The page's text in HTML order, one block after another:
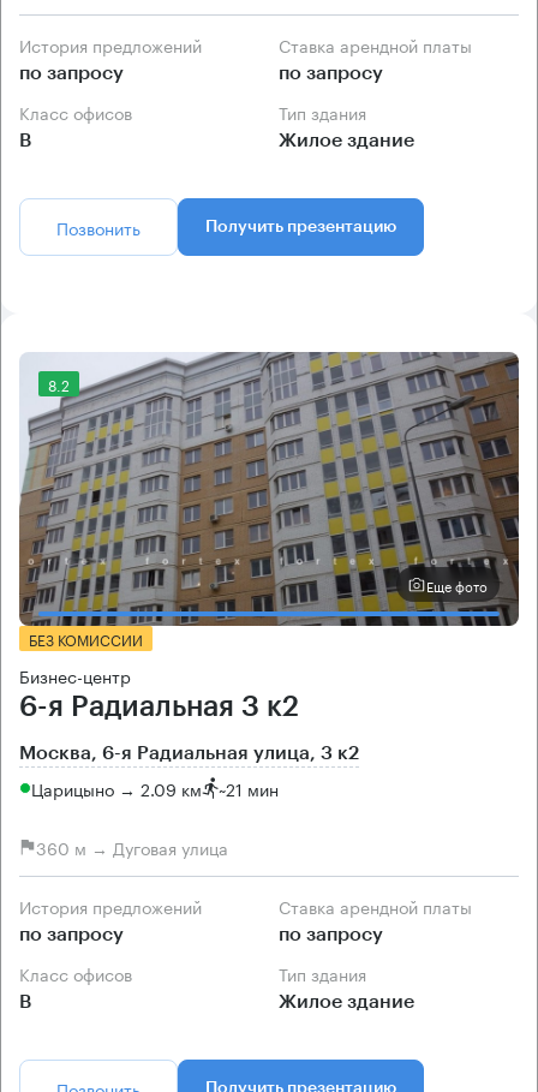
История предложений
по запросу
Ставка арендной платы
по запросу
Класс офисов
B
Тип здания
Жилое здание
Позвонить Получить презентацию
8.2
Еще фото
БЕЗ КОМИССИИ
Бизнес-центр
6-я Радиальная 3 к2
Москва, 6-я Радиальная улица, 3 к2
Царицыно → 2.09 км ~21 мин
360 м → Дуговая улица
История предложений
по запросу
Ставка арендной платы
по запросу
Класс офисов
B
Тип здания
Жилое здание